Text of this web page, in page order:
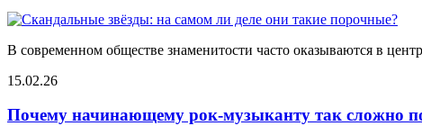
В современном обществе знаменитости часто оказываются в
15.02.26
Почему начинающему рок-музыканту так сложно